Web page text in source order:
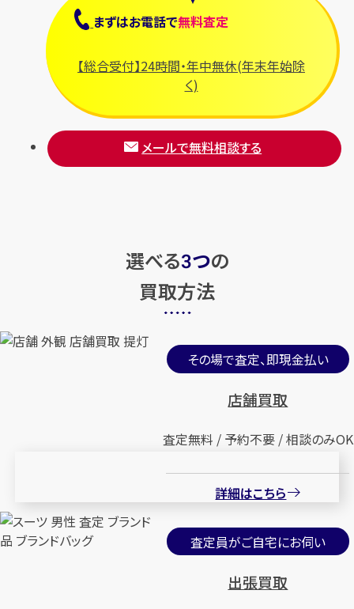
まずはお電話で無料査定
【総合受付】24時間・年中無休(年末年始除
く)
メールで無料相談する
選べる3つの
買取方法
その場で査定、即現金払い
店舗買取
査定無料 / 予約不要 / 相談のみOK
詳細はこちら
査定員がご自宅にお伺い
出張買取